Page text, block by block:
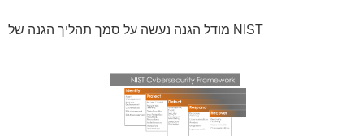
מודל הגנה נעשה על סמך תהליך הגנה של NIST